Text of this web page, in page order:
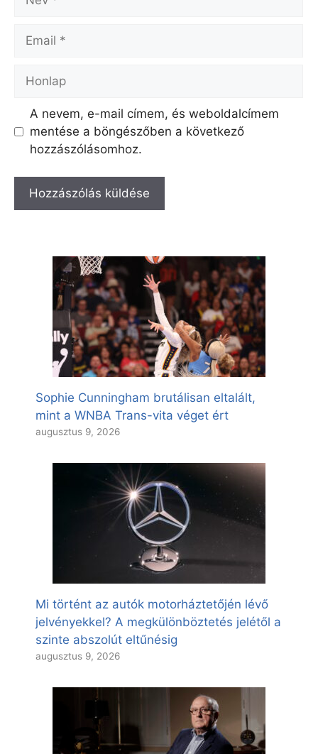
Email
Honlap
A nevem, e-mail címem, és weboldalcímem
mentése a böngészőben a következő
hozzászólásomhoz.
Sophie Cunningham brutálisan eltalált,
mint a WNBA Trans-vita véget ért
augusztus 9, 2026
Mi történt az autók motorháztetőjén lévő
jelvényekkel? A megkülönböztetés jelétől a
szinte abszolút eltűnésig
augusztus 9, 2026